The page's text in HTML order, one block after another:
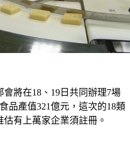
將在18、19日共同辦理7場
品產值321億元，這次的18類
有上萬家企業須註冊。